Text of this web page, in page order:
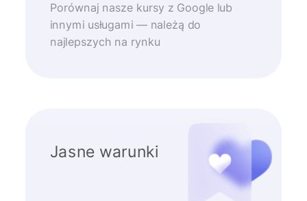
Porównaj nasze kursy z Google lub
innymi usługami — należą do
najlepszych na rynku
Jasne warunki